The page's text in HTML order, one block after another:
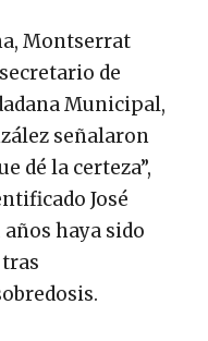
Montserrat
de
Municipal,
señalaron
dé la certeza”,
José
haya sido